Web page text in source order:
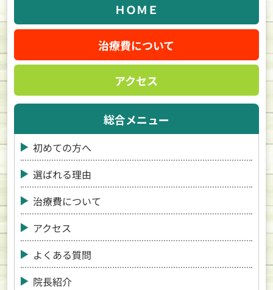
ＨＯＭＥ
治療費について
アクセス
総合メニュー
初めての方へ
選ばれる理由
治療費について
アクセス
よくある質問
院長紹介